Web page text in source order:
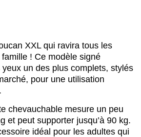
XXL qui ravira tous les
! Ce modèle signé
un des plus complets, stylés
pour une utilisation
chevauchable mesure un peu
et peut supporter jusqu’à 90 kg.
idéal pour les adultes qui